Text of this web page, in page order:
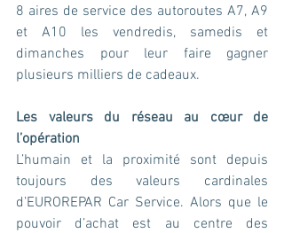
8 aires de service des autoroutes A7, A9
et A10 les vendredis, samedis et
dimanches pour leur faire gagner
plusieurs milliers de cadeaux.
Les valeurs du réseau au cœur de
l’opération
L’humain et la proximité sont depuis
toujours des valeurs cardinales
d’EUROREPAR Car Service. Alors que le
pouvoir d’achat est au centre des